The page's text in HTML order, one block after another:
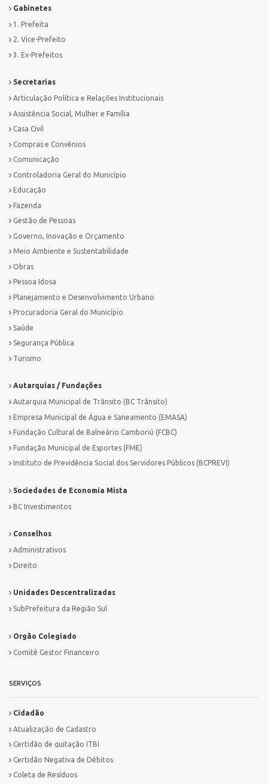
Gabinetes
1. Prefeita
2. Vice-Prefeito
3. Ex-Prefeitos
Secretarias
Articulação Política e Relações Institucionais
Assistência Social, Mulher e Família
Casa Civil
Compras e Convênios
Comunicação
Controladoria Geral do Município
Educação
Fazenda
Gestão de Pessoas
Governo, Inovação e Orçamento
Meio Ambiente e Sustentabilidade
Obras
Pessoa Idosa
Planejamento e Desenvolvimento Urbano
Procuradoria Geral do Município
Saúde
Segurança Pública
Turismo
Autarquias / Fundações
Autarquia Municipal de Trânsito (BC Trânsito)
Empresa Municipal de Água e Saneamento (EMASA)
Fundação Cultural de Balneário Camboriú (FCBC)
Fundação Municipal de Esportes (FME)
Instituto de Previdência Social dos Servidores Públicos (BCPREVI)
Sociedades de Economia Mista
BC Investimentos
Conselhos
Administrativos
Direito
Unidades Descentralizadas
SubPrefeitura da Região Sul
Orgão Colegiado
Comitê Gestor Financeiro
SERVIÇOS
Cidadão
Atualização de Cadastro
Certidão de quitação ITBI
Certidão Negativa de Débitos
Coleta de Resíduos